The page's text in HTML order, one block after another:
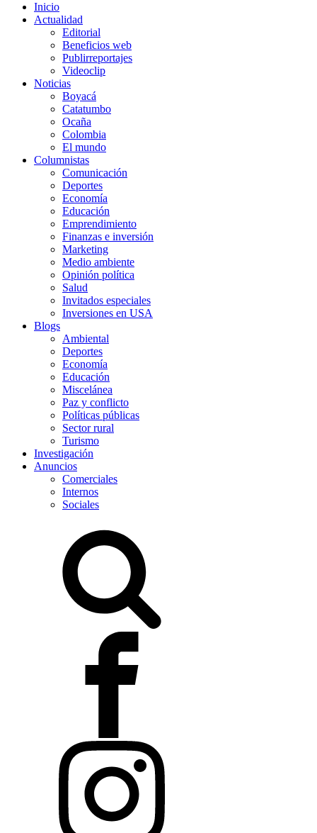
Inicio
Actualidad
Editorial
Beneficios web
Publirreportajes
Videoclip
Noticias
Boyacá
Catatumbo
Ocaña
Colombia
El mundo
Columnistas
Comunicación
Deportes
Economía
Educación
Emprendimiento
Finanzas e inversión
Marketing
Medio ambiente
Opinión política
Salud
Invitados especiales
Inversiones en USA
Blogs
Ambiental
Deportes
Economía
Educación
Miscelánea
Paz y conflicto
Políticas públicas
Sector rural
Turismo
Investigación
Anuncios
Comerciales
Internos
Sociales